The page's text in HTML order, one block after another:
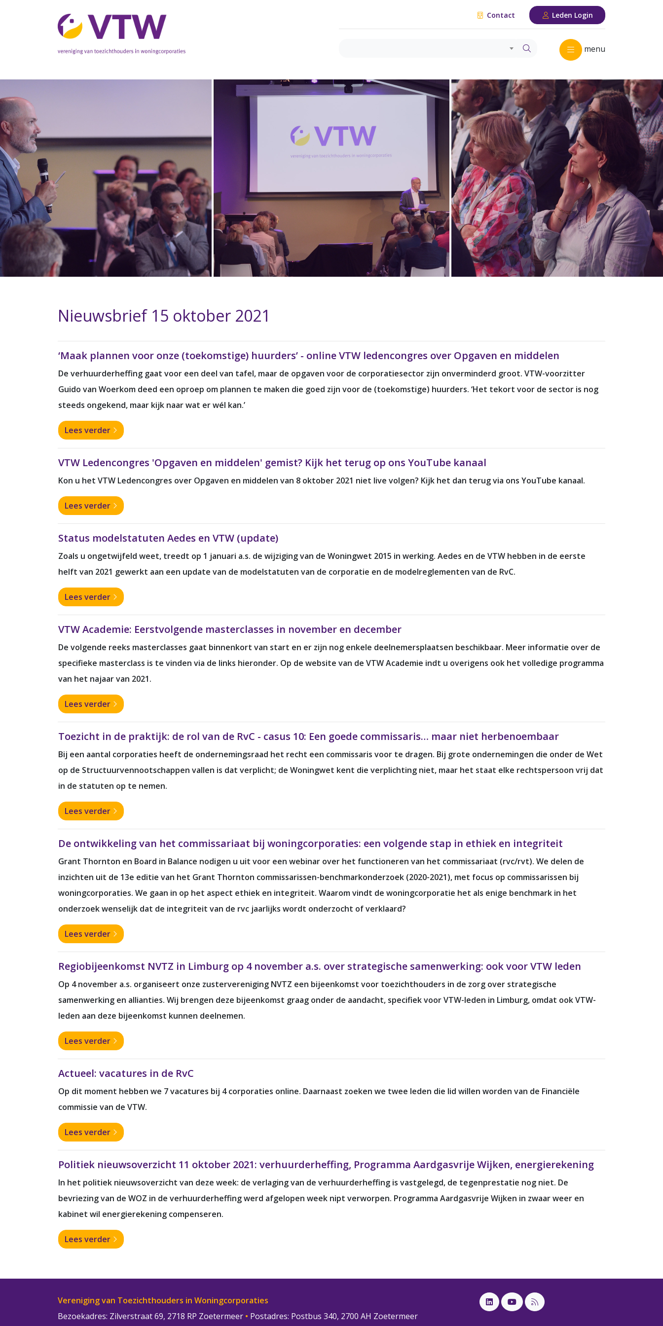
Contact Leden Login
menu
Nieuwsbrief 15 oktober 2021
‘Maak plannen voor onze (toekomstige) huurders’ - online VTW ledencongres over Opgaven en middelen
De verhuurderheffing gaat voor een deel van tafel, maar de opgaven voor de corporatiesector zijn onverminderd groot. VTW-voorzitter
Guido van Woerkom deed een oproep om plannen te maken die goed zijn voor de (toekomstige) huurders. ‘Het tekort voor de sector is nog
steeds ongekend, maar kijk naar wat er wél kan.’
Lees verder
VTW Ledencongres 'Opgaven en middelen' gemist? Kijk het terug op ons YouTube kanaal
Kon u het VTW Ledencongres over Opgaven en middelen van 8 oktober 2021 niet live volgen? Kijk het dan terug via ons YouTube kanaal.
Lees verder
Status modelstatuten Aedes en VTW (update)
Zoals u ongetwijfeld weet, treedt op 1 januari a.s. de wijziging van de Woningwet 2015 in werking. Aedes en de VTW hebben in de eerste
helft van 2021 gewerkt aan een update van de modelstatuten van de corporatie en de modelreglementen van de RvC.
Lees verder
VTW Academie: Eerstvolgende masterclasses in november en december
De volgende reeks masterclasses gaat binnenkort van start en er zijn nog enkele deelnemersplaatsen beschikbaar. Meer informatie over de
specifieke masterclass is te vinden via de links hieronder. Op de website van de VTW Academie indt u overigens ook het volledige programma
van het najaar van 2021.
Lees verder
Toezicht in de praktijk: de rol van de RvC - casus 10: Een goede commissaris… maar niet herbenoembaar
Bij een aantal corporaties heeft de ondernemingsraad het recht een commissaris voor te dragen. Bij grote ondernemingen die onder de Wet
op de Structuurvennootschappen vallen is dat verplicht; de Woningwet kent die verplichting niet, maar het staat elke rechtspersoon vrij dat
in de statuten op te nemen.
Lees verder
De ontwikkeling van het commissariaat bij woningcorporaties: een volgende stap in ethiek en integriteit
Grant Thornton en Board in Balance nodigen u uit voor een webinar over het functioneren van het commissariaat (rvc/rvt). We delen de
inzichten uit de 13e editie van het Grant Thornton commissarissen-benchmarkonderzoek (2020-2021), met focus op commissarissen bij
woningcorporaties. We gaan in op het aspect ethiek en integriteit. Waarom vindt de woningcorporatie het als enige benchmark in het
onderzoek wenselijk dat de integriteit van de rvc jaarlijks wordt onderzocht of verklaard?
Lees verder
Regiobijeenkomst NVTZ in Limburg op 4 november a.s. over strategische samenwerking: ook voor VTW leden
Op 4 november a.s. organiseert onze zustervereniging NVTZ een bijeenkomst voor toezichthouders in de zorg over strategische
samenwerking en allianties. Wij brengen deze bijeenkomst graag onder de aandacht, specifiek voor VTW-leden in Limburg, omdat ook VTW-
leden aan deze bijeenkomst kunnen deelnemen.
Lees verder
Actueel: vacatures in de RvC
Op dit moment hebben we 7 vacatures bij 4 corporaties online. Daarnaast zoeken we twee leden die lid willen worden van de Financiële
commissie van de VTW.
Lees verder
Politiek nieuwsoverzicht 11 oktober 2021: verhuurderheffing, Programma Aardgasvrije Wijken, energierekening
In het politiek nieuwsoverzicht van deze week: de verlaging van de verhuurderheffing is vastgelegd, de tegenprestatie nog niet. De
bevriezing van de WOZ in de verhuurderheffing werd afgelopen week nipt verworpen. Programma Aardgasvrije Wijken in zwaar weer en
kabinet wil energierekening compenseren.
Lees verder
Vereniging van Toezichthouders in Woningcorporaties
Bezoekadres: Zilverstraat 69, 2718 RP Zoetermeer • Postadres: Postbus 340, 2700 AH Zoetermeer